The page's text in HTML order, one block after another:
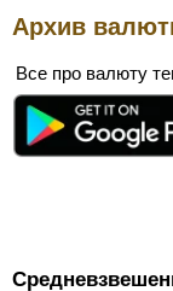
Архив
Все про валюту